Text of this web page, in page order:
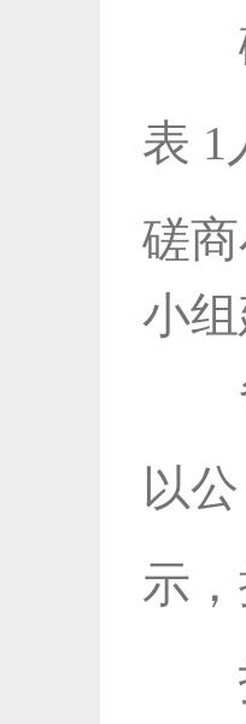
磋
表 1
磋
小
备
以公
示
招